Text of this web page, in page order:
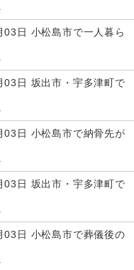
03日 小松島市で一人暮ら
03日 坂出市・宇多津町で
03日 小松島市で納骨先が
03日 坂出市・宇多津町で
03日 小松島市で葬儀後の